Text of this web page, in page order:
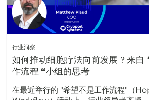
行业洞察
如何推动细胞疗法向前发展？来自
作流程 “小组的思考
在最近举行的 "希望不是工作流程"（